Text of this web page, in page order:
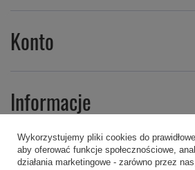
Konto
Informacje
Regulaminy
Wykorzystujemy pliki cookies do
aby oferować funkcje społecznościowe,
działania marketingowe - zarówno przez